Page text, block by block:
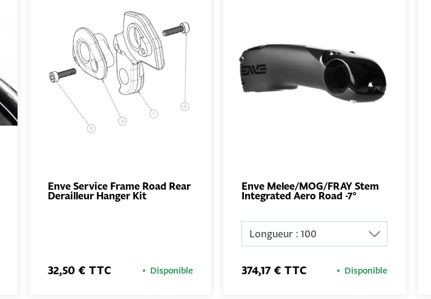
AJOUTER
Enve Service Frame Road Rear
Derailleur Hanger Kit
32,50 € TTC Disponible
AJOUTER
Enve Melee/MOG/FRAY Stem
Integrated Aero Road -7°
374,17 € TTC Disponible